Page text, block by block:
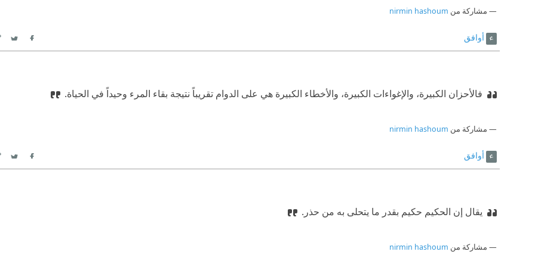
مشاركة من nirmin hashoum
أوافق
فالأحزان الكبيرة، والإغواءات الكبيرة، والأخطاء الكبيرة هي على الدوام تقريباً نتيجة بقاء المرء وحيداً في الحياة.
مشاركة من nirmin hashoum
أوافق
يقال إن الحكيم حكيم بقدر ما يتحلى به من حذر.
مشاركة من nirmin hashoum